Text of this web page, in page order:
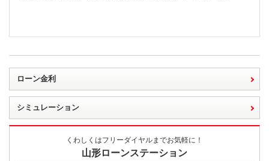
ローン金利
シミュレーション
くわしくはフリーダイヤルまでお気軽に！
山形ローンステーション